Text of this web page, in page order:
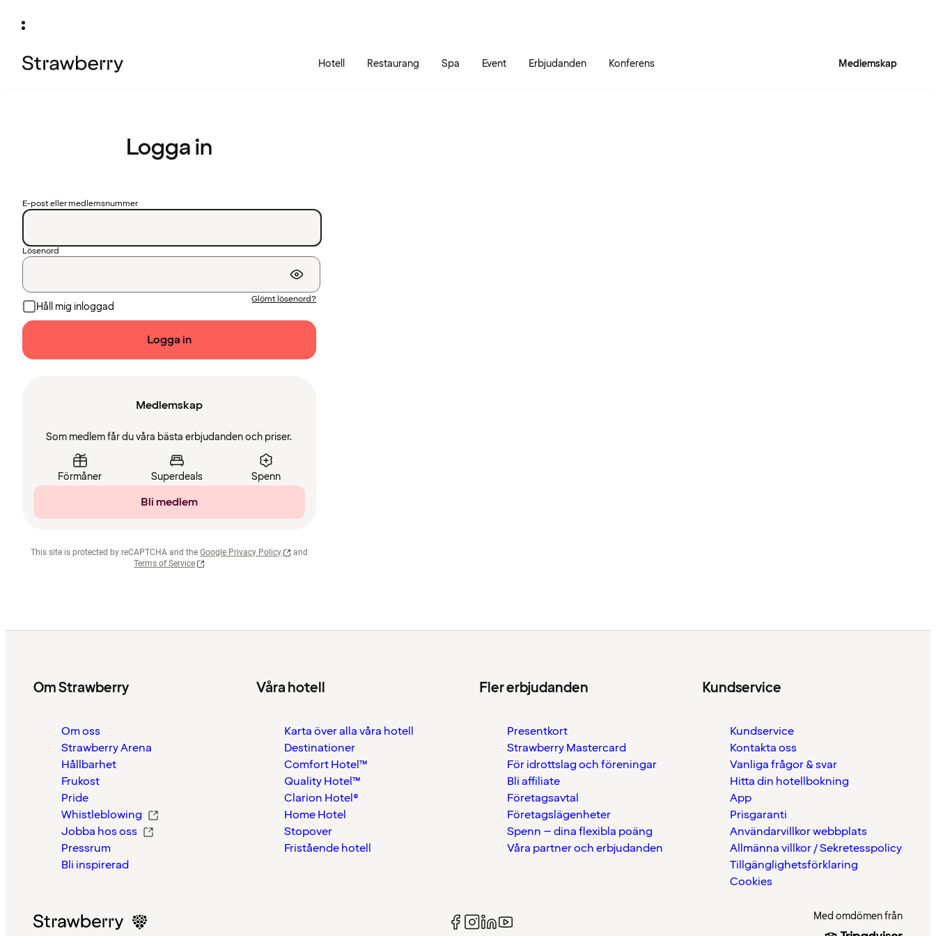
Hotell Restaurang Spa Event Erbjudanden Konferens Medlemskap
Logga in
E-post eller medlemsnummer
Lösenord
Håll mig inloggad
Glömt lösenord?
Logga in
Medlemskap
Som medlem får du våra bästa erbjudanden och priser.
Förmåner Superdeals Spenn
Bli medlem
This site is protected by reCAPTCHA and the Google Privacy Policy
and
Terms of Service
Om Strawberry
Om oss
Strawberry Arena
Hållbarhet
Frukost
Pride
Whistleblowing
Jobba hos oss
Pressrum
Bli inspirerad
Våra hotell
Karta över alla våra hotell
Destinationer
Comfort Hotel™
Quality Hotel™
Clarion Hotel®
Home Hotel
Stopover
Fristående hotell
Fler erbjudanden
Presentkort
Strawberry Mastercard
För idrottslag och föreningar
Bli affiliate
Företagsavtal
Företagslägenheter
Spenn – dina flexibla poäng
Våra partner och erbjudanden
Kundservice
Kundservice
Kontakta oss
Vanliga frågor & svar
Hitta din hotellbokning
App
Prisgaranti
Användarvillkor webbplats
Allmänna villkor / Sekretesspolicy
Tillgänglighetsförklaring
Cookies
Med omdömen från